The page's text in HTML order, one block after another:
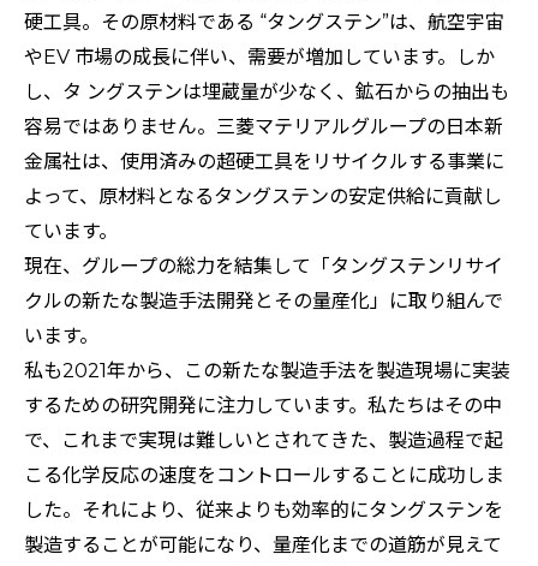
硬工具。その原材料である “タングステン”は、航空宇宙
やEV 市場の成長に伴い、需要が増加しています。しか
し、タ ングステンは埋蔵量が少なく、鉱石からの抽出も
容易ではありません。三菱マテリアルグループの日本新
金属社は、使用済みの超硬工具をリサイクルする事業に
よって、原材料となるタングステンの安定供給に貢献し
ています。
現在、グループの総力を結集して「タングステンリサイ
クルの新たな製造手法開発とその量産化」に取り組んで
います。
私も2021年から、この新たな製造手法を製造現場に実装
するための研究開発に注力しています。私たちはその中
で、これまで実現は難しいとされてきた、製造過程で起
こる化学反応の速度をコントロールすることに成功しま
した。それにより、従来よりも効率的にタングステンを
製造することが可能になり、量産化までの道筋が見えて